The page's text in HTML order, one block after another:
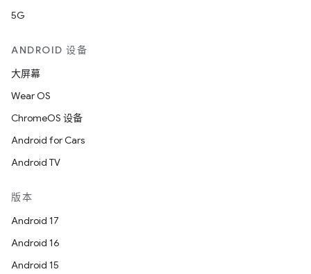
5G
ANDROID 设备
大屏幕
Wear OS
ChromeOS 设备
Android for Cars
Android TV
版本
Android 17
Android 16
Android 15